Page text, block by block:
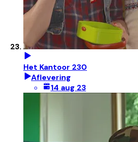
Het Kantoor 230
Aflevering
14 aug 23